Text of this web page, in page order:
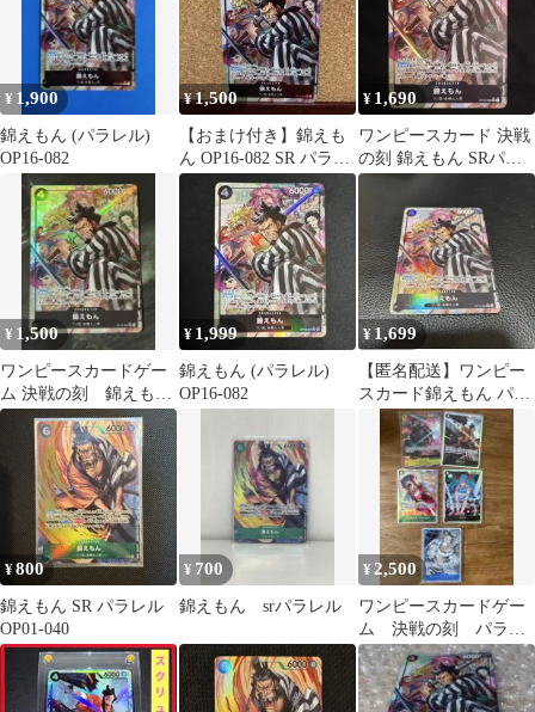
¥ 1,900
錦えもん (パラレル)
OP16-082
¥1,500
【おまけ付き】錦えも
ん OP16-082 SR パラレ
ル 決戦の刻
¥ 1,690
ワンピースカード 決戦
の刻 錦えもん SRパラ
レル OP16-082
¥ 1,500
ワンピースカードゲー
ム 決戦の刻 錦えもん
SRパラレル
¥ 1,999
錦えもん (パラレル)
OP16-082
¥1,699
【匿名配送】ワンピー
スカード錦えもん パラ
レル OP16-082 SR
¥800
錦えもん SR パラレル
OP01-040
¥ 700
錦えもん srパラレル
¥ 2,500
ワンピースカードゲー
ム 決戦の刻 パラレ
ル sr まとめ売り